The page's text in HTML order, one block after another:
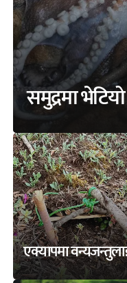
समुद्रमा
एक्यापमा